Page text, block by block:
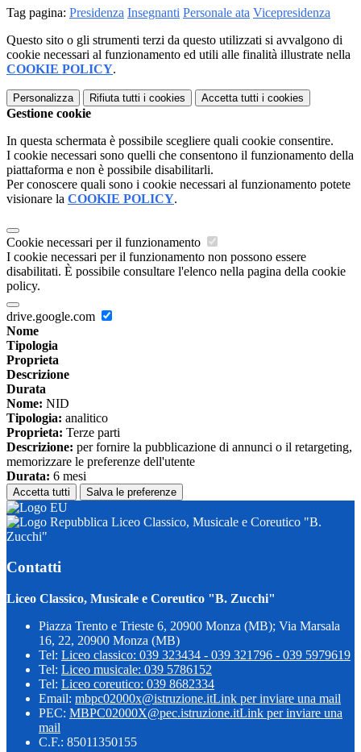
Tag pagina: Presidenza Insegnanti Personale ata Vicepresidenza
Questo sito o gli strumenti terzi da questo utilizzati si avvalgono di
cookie necessari al funzionamento ed utili alle finalità illustrate nella
COOKIE POLICY.
Personalizza Rifiuta tutti i cookies Accetta tutti i cookies
Gestione cookie
In questa schermata è possibile scegliere quali cookie consentire.
I cookie necessari sono quelli che consentono il funzionamento della
piattaforma e non è possibile disabilitarli.
Per conoscere quali sono i cookie necessari al funzionamento potete
visionare la COOKIE POLICY.
Cookie necessari per il funzionamento
I cookie necessari per il funzionamento non possono essere
disabilitati. È possibile consultare l'elenco nella pagina della cookie
policy.
drive.google.com
Nome
Tipologia
Proprieta
Descrizione
Durata
Nome: NID
Tipologia: analitico
Proprieta: Terze parti
Descrizione: per fornire la pubblicazione di annunci o il retargeting,
memorizzare le preferenze dell'utente
Durata: 6 mesi
Accetta tutti Salva le preferenze
Liceo Classico, Musicale e Coreutico "B.
Zucchi"
Contatti
Liceo Classico, Musicale e Coreutico "B. Zucchi"
Piazza Trento e Trieste 6, 20900 Monza (MB); Via Marsala
16, 22, 20900 Monza (MB)
Tel: Liceo classico: 039 323434 - 039 321796 - 039 5979619
Tel: Liceo musicale: 039 5786152
Tel: Liceo coreutico: 039 8682334
Email: mbpc02000x@istruzione.itLink per inviare una mail
PEC: MBPC02000X@pec.istruzione.itLink per inviare una
mail
C.F.: 85011350155